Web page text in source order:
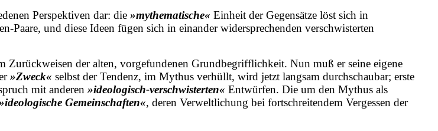
Perspektiven dar: die »mythematische« Einheit der Gegensätze löst sich in
und diese Ideen fügen sich in einander widersprechenden verschwisterten
Zurückweisen der alten, vorgefundenen Grundbegrifflichkeit. Nun muß er seine eigene
»Zweck« selbst der Tendenz, im Mythus verhüllt, wird jetzt langsam durchschaubar; erste
mit anderen »ideologisch-verschwisterten« Entwürfen. Die um den Mythus als
Gemeinschaften«, deren Verweltlichung bei fortschreitendem Vergessen der